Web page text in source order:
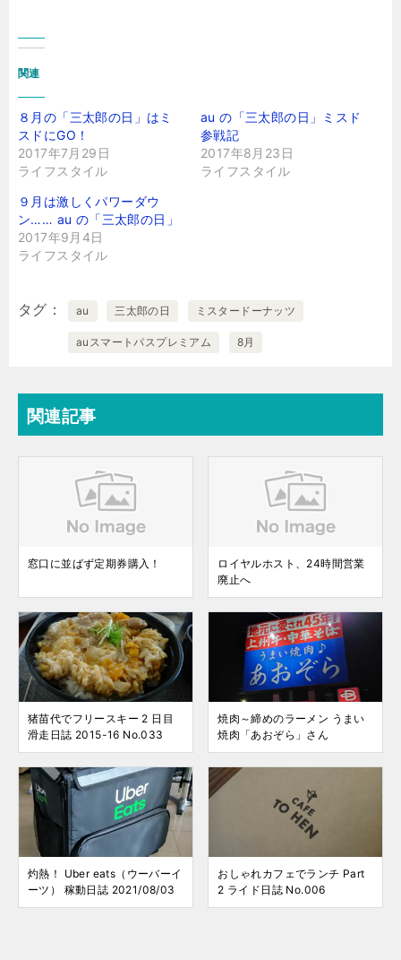
関連
８月の「三太郎の日」はミ
スドにGO！
2017年7月29日
ライフスタイル
au の「三太郎の日」ミスド
参戦記
2017年8月23日
ライフスタイル
９月は激しくパワーダウ
ン…… au の「三太郎の日」
2017年9月4日
ライフスタイル
タグ au 三太郎の日 ミスタードーナッツ
auスマートパスプレミアム 8月
関連記事
窓口に並ばず定期券購入！
ロイヤルホスト、24時間営業
廃止へ
猪苗代でフリースキー 2 日目
滑走日誌 2015-16 No.033
焼肉～締めのラーメン うまい
焼肉「あおぞら」さん
灼熱！ Uber eats（ウーバーイ
ーツ） 稼動日誌 2021/08/03
おしゃれカフェでランチ Part
2 ライド日誌 No.006